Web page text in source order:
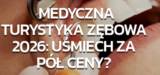
MEDYCZNA
TURYSTYKA ZĘBOWA
2026: UŚMIECH ZA
PÓŁ CENY?